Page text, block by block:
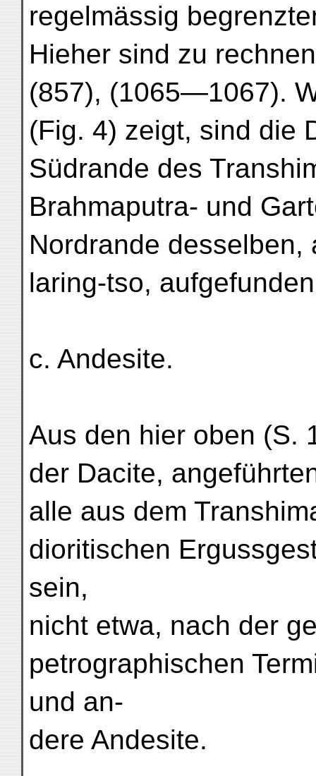
regelmässig
Hieher sind zu
(857), (1065—1067).
(Fig. 4) zeigt, sind die
Südrande des
Brahmaputra- und
Nordrande
laring-tso,
c. Andesite.
Aus den hier oben (S.
der Dacite,
alle aus dem
dioritischen
sein,
nicht etwa, nach der
petrographischen
und an-
dere Andesite.